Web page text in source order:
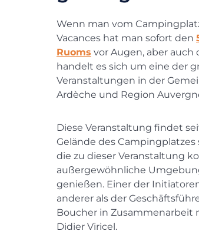
Wenn man vom
Vacances hat man sofort den
Ruoms vor Augen, aber auch
handelt es sich um eine der
Veranstaltungen in der
Ardèche und Region
Diese Veranstaltung findet
Gelände des
die zu dieser Veranstaltung
außergewöhnliche
genießen. Einer der
anderer als der
Boucher in
Didier Viricel.